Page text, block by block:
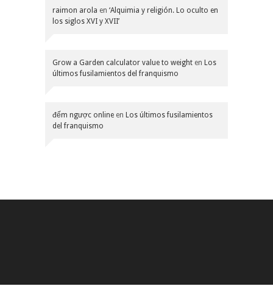
raimon arola en ‘Alquimia y religión. Lo oculto en
los siglos XVI y XVII’
Grow a Garden calculator value to weight en Los
últimos fusilamientos del franquismo
đếm ngược online en Los últimos fusilamientos
del franquismo